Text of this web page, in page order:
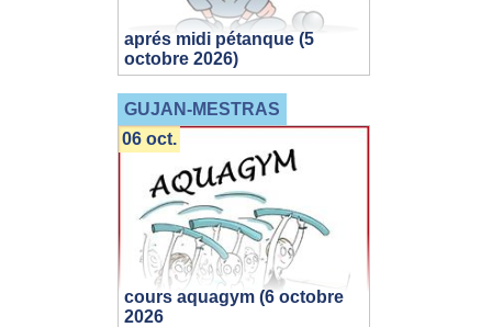
aprés midi pétanque (5
octobre 2026)
GUJAN-MESTRAS
cours aquagym (6 octobre
2026
06 oct.